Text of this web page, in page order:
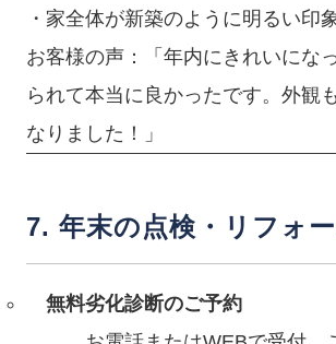
・家全体が新築のように明るい印
お客様の声：「年内にきれいにな
られて本当に良かったです。外観
なりました！」
7. 年末の点検・リフォ
無料劣化診断のご予約